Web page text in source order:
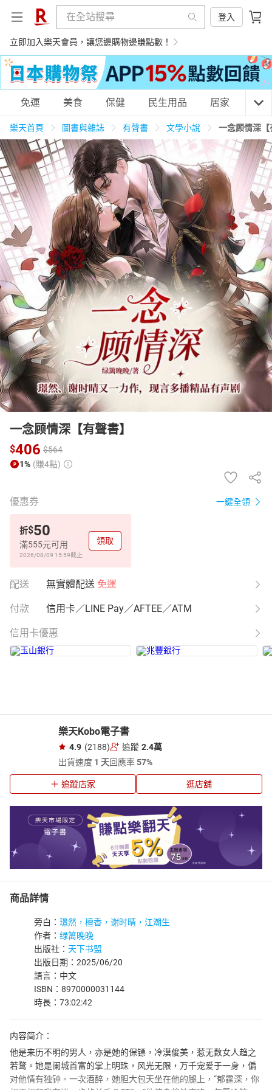
登入
立即加入樂天會員，讓您邊購物邊賺點數！
購物網分類
天天免運 美食蛋糕 養生保健 民生用品
居家生活 3C家電 運動休閒 親子玩具
女裝 男裝 化妝保養 情趣用品
日本購物
免運 美食 保健 民生用品 居家 3C
樂天首頁 圖書與雜誌 有聲書 文學小說 一念顾情深【
一念顾情深【有聲書】
$406 $564
1% (賺4點)
優惠券 一鍵全領
折$50
滿555元可用
2026/08/09 15:59截止
領取
配送 無實體配送 免運
付款 信用卡／LINE Pay／AFTEE／ATM
信用卡優惠
樂天Kobo電子書
4.9 (2188) 追蹤 2.4萬
出貨速度 1 天回應率57%
追蹤店家 逛店舖
商品詳情
旁白： 璟然，檀香，谢时晴，江潮生
作者： 绿篱晚晚
出版社： 天下书盟
出版日期：2025/06/20
語言：中文
ISBN：8970000031144
時長：73:02:42
内容简介：
他是来历不明的男人，亦是她的保镖，冷漠俊美，惹无数女人趋之
若鹜。她是阑城首富的掌上明珠，风光无限，万千宠爱于一身，偏
对他情有独钟。一次酒醉，她胆大包天坐在他的腿上，“郁霆深，你